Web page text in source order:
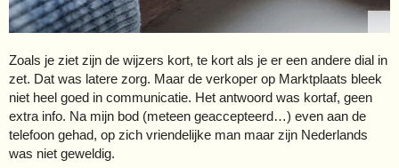
Zoals je ziet zijn de wijzers kort, te kort als je er een andere dial in
zet. Dat was latere zorg. Maar de verkoper op Marktplaats bleek
niet heel goed in communicatie. Het antwoord was kortaf, geen
extra info. Na mijn bod (meteen geaccepteerd…) even aan de
telefoon gehad, op zich vriendelijke man maar zijn Nederlands
was niet geweldig.